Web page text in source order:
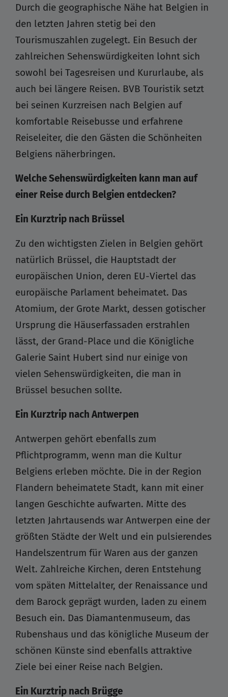
Durch die geographische Nähe hat Belgien in
den letzten Jahren stetig bei den
Tourismuszahlen zugelegt. Ein Besuch der
zahlreichen Sehenswürdigkeiten lohnt sich
sowohl bei Tagesreisen und Kururlaube, als
auch bei längere Reisen. BVB Touristik setzt
bei seinen Kurzreisen nach Belgien auf
komfortable Reisebusse und erfahrene
Reiseleiter, die den Gästen die Schönheiten
Belgiens näherbringen.
Welche Sehenswürdigkeiten kann man auf
einer Reise durch Belgien entdecken?
Ein Kurztrip nach Brüssel
Zu den wichtigsten Zielen in Belgien gehört
natürlich Brüssel, die Hauptstadt der
europäischen Union, deren EU-Viertel das
europäische Parlament beheimatet. Das
Atomium, der Grote Markt, dessen gotischer
Ursprung die Häuserfassaden erstrahlen
lässt, der Grand-Place und die Königliche
Galerie Saint Hubert sind nur einige von
vielen Sehenswürdigkeiten, die man in
Brüssel besuchen sollte.
Ein Kurztrip nach Antwerpen
Antwerpen gehört ebenfalls zum
Pflichtprogramm, wenn man die Kultur
Belgiens erleben möchte. Die in der Region
Flandern beheimatete Stadt, kann mit einer
langen Geschichte aufwarten. Mitte des
letzten Jahrtausends war Antwerpen eine der
größten Städte der Welt und ein pulsierendes
Handelszentrum für Waren aus der ganzen
Welt. Zahlreiche Kirchen, deren Entstehung
vom späten Mittelalter, der Renaissance und
dem Barock geprägt wurden, laden zu einem
Besuch ein. Das Diamantenmuseum, das
Rubenshaus und das königliche Museum der
schönen Künste sind ebenfalls attraktive
Ziele bei einer Reise nach Belgien.
Ein Kurztrip nach Brügge